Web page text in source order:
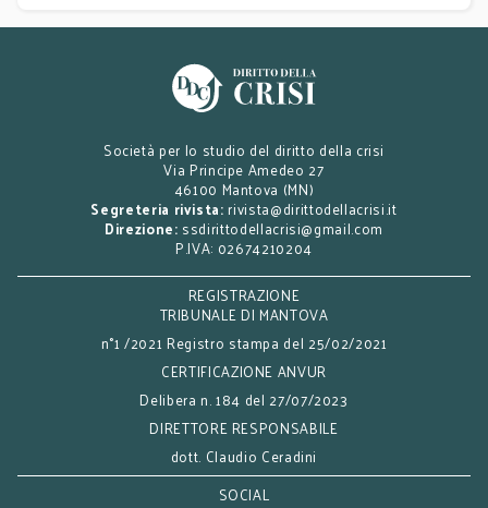
Società per lo studio del diritto della crisi
Via Principe Amedeo 27
46100 Mantova (MN)
Segreteria rivista: rivista@dirittodellacrisi.it
Direzione: ssdirittodellacrisi@gmail.com
P.IVA: 02674210204
REGISTRAZIONE
TRIBUNALE DI MANTOVA
n°1 /2021 Registro stampa del 25/02/2021
CERTIFICAZIONE ANVUR
Delibera n. 184 del 27/07/2023
DIRETTORE RESPONSABILE
dott. Claudio Ceradini
SOCIAL